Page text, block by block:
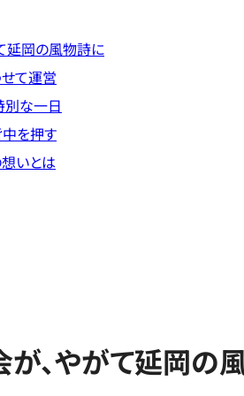
延岡の風物詩に
て運営
別な一日
を押す
いとは
、やがて延岡の